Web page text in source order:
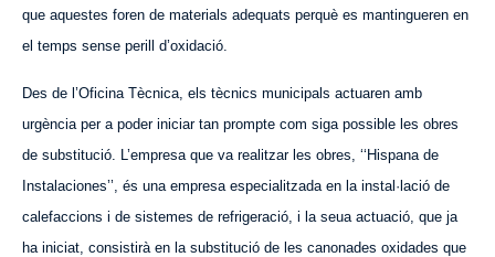
que aquestes foren de materials adequats perquè es mantingueren en
el temps sense perill d’oxidació.
Des de l’Oficina Tècnica, els tècnics municipals actuaren amb
urgència per a poder iniciar tan prompte com siga possible les obres
de substitució. L’empresa que va realitzar les obres, ‘‘Hispana de
Instalaciones’’, és una empresa especialitzada en la instal·lació de
calefaccions i de sistemes de refrigeració, i la seua actuació, que ja
ha iniciat, consistirà en la substitució de les canonades oxidades que